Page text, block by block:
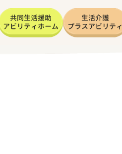
共同生活援助
アビリティホーム
生活介護
プラスアビリティ